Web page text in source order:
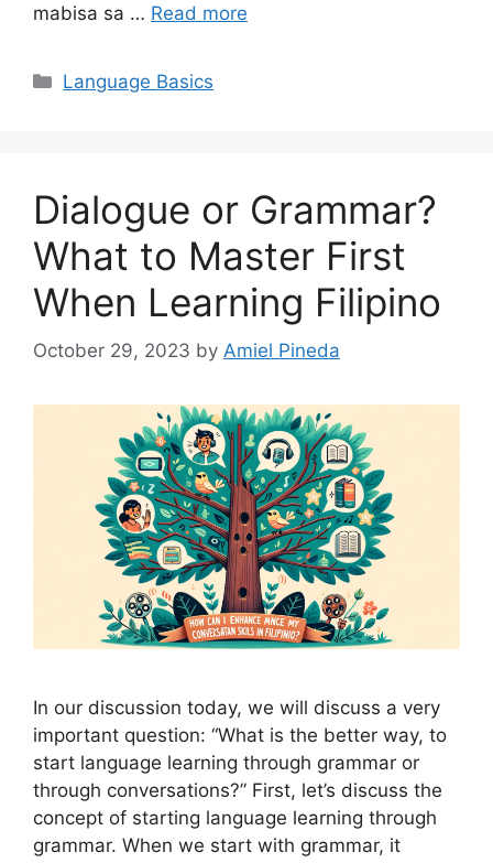
mabisa sa … Read more
Categories
Language Basics
Dialogue or Grammar?
What to Master First
When Learning Filipino
October 29, 2023 by Amiel Pineda
In our discussion today, we will discuss a very
important question: “What is the better way, to
start language learning through grammar or
through conversations?” First, let’s discuss the
concept of starting language learning through
grammar. When we start with grammar, it